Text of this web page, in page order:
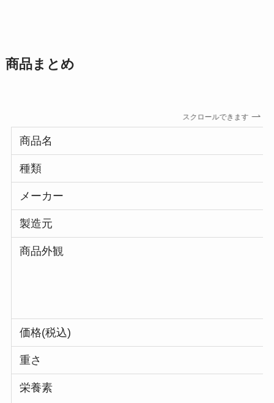
商品まとめ
スクロールできます
商品名
種類
メーカー
製造元
商品外観
価格(税込)
重さ
栄養素